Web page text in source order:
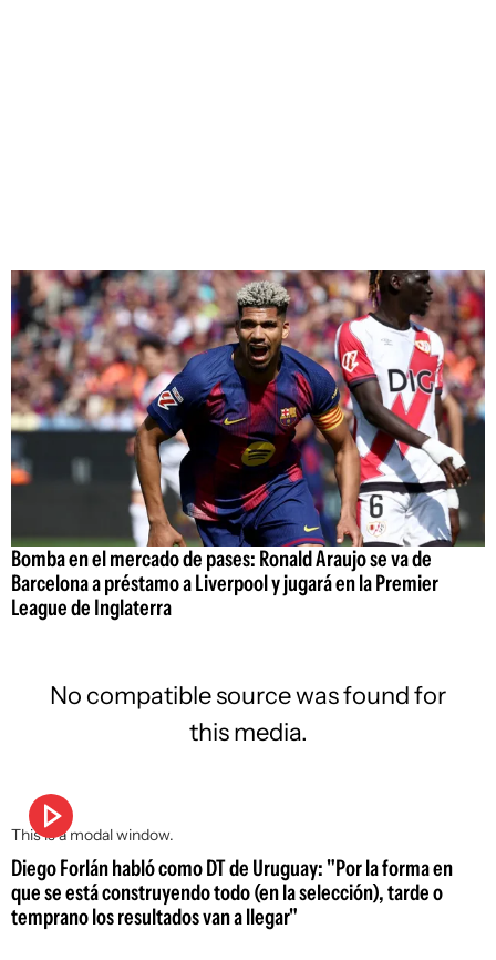
Bomba en el mercado de pases: Ronald Araujo se va de
Barcelona a préstamo a Liverpool y jugará en la Premier
League de Inglaterra
This is a modal window.
No compatible source was found for
this media.
Diego Forlán habló como DT de Uruguay: "Por la forma en
que se está construyendo todo (en la selección), tarde o
temprano los resultados van a llegar"